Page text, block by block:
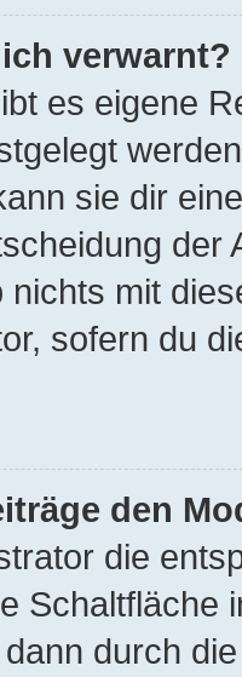
verwarnt?
es eigene
sie dir
der
nichts mit
sofern du
den
die
Schaltfläche
durch